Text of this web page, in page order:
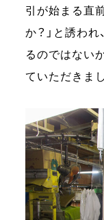
引が始まる直
か？」と誘わ
るのではない
ていただきまし